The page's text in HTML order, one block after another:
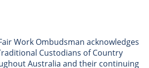
Work Ombudsman acknowledges
Custodians of Country
Australia and their continuing